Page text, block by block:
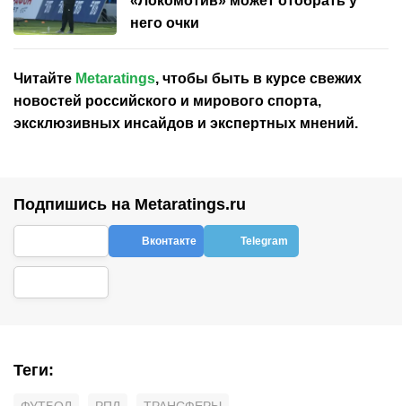
него очки
Читайте Metaratings, чтобы быть в курсе свежих
новостей российского и мирового спорта,
эксклюзивных инсайдов и экспертных мнений.
Подпишись на Metaratings.ru
Вконтакте Telegram
Теги: